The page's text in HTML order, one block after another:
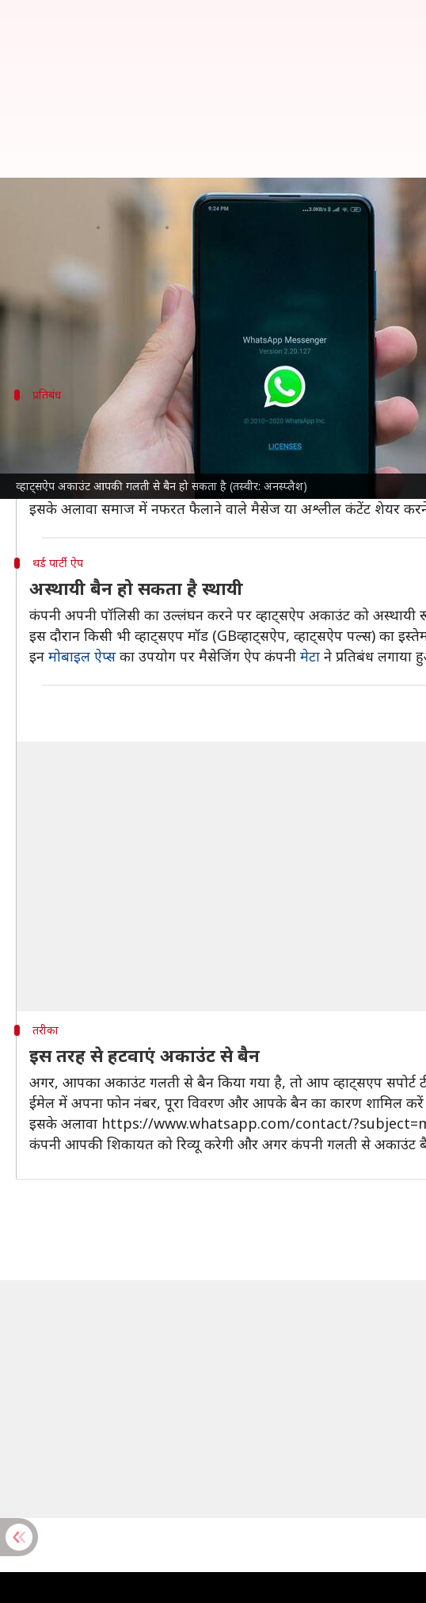
व्हाट्सऐप अकाउंट आपकी गलती से बैन हो सकता है (तस्वीर: अनस्प्लैश)
किन गलतियों से बैन हो सकता है व्हाट्सऐप
12:10 pm
मैसेजिंग प्लेटफॉर्म व्हाट्सऐप के गलत उपयोग को लेकर कंपनी इसके
पॉलिसी का उल्लंघन करने पर कंपनी संबंधित अकाउंट को बैन कर देती
प्रतिबंध
इन गतिविधियों पर व्हाट्सऐप ने लगाया है प्रतिबंध
गलत गतिविधियां रोकने के लिए कंपनी ने कुछ नियम तय किए हैं। इनके
लगाया है।
इसके साथ ही आप किसी यूजर को बिना परमिशन जोड़ना, अनजान लोगों
इसके अलावा समाज में नफरत फैलाने वाले मैसेज या अश्लील कंटेंट शेयर
थर्ड पार्टी ऐप
अस्थायी बैन हो सकता है स्थायी
कंपनी अपनी पॉलिसी का उल्लंघन करने पर व्हाट्सऐप अकाउंट को
इस दौरान किसी भी व्हाट्सएप मॉड (GBव्हाट्सऐप, व्हाट्सऐप पल्स) का
इन मोबाइल ऐप्सका उपयोग पर मैसेजिंग ऐप कंपनी मेटा ने प्रतिबंध लगाया
तरीका
इस तरह से हटवाएं अकाउंट से बैन
अगर, आपका अकाउंट गलती से बैन किया गया है, तो आप व्हाट्सएप
ईमेल में अपना फोन नंबर, पूरा विवरण और आपके बैन का कारण शामिल
इसके अलावा https://www.whatsapp.com/contact/
कंपनी आपकी शिकायत को रिव्यू करेगी और अगर कंपनी गलती से अकाउंट